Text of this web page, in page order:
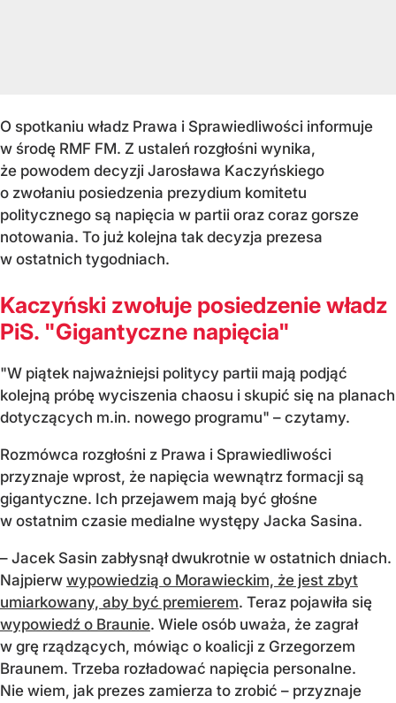
O spotkaniu władz Prawa i Sprawiedliwości informuje
w środę RMF FM. Z ustaleń rozgłośni wynika,
że powodem decyzji Jarosława Kaczyńskiego
o zwołaniu posiedzenia prezydium komitetu
politycznego są napięcia w partii oraz coraz gorsze
notowania. To już kolejna tak decyzja prezesa
w ostatnich tygodniach.
Kaczyński zwołuje posiedzenie władz
PiS. "Gigantyczne napięcia"
"W piątek najważniejsi politycy partii mają podjąć
kolejną próbę wyciszenia chaosu i skupić się na planach
dotyczących m.in. nowego programu" – czytamy.
Rozmówca rozgłośni z Prawa i Sprawiedliwości
przyznaje wprost, że napięcia wewnątrz formacji są
gigantyczne. Ich przejawem mają być głośne
w ostatnim czasie medialne występy Jacka Sasina.
– Jacek Sasin zabłysnął dwukrotnie w ostatnich dniach.
Najpierw wypowiedzią o Morawieckim, że jest zbyt
umiarkowany, aby być premierem. Teraz pojawiła się
wypowiedź o Braunie. Wiele osób uważa, że zagrał
w grę rządzących, mówiąc o koalicji z Grzegorzem
Braunem. Trzeba rozładować napięcia personalne.
Nie wiem, jak prezes zamierza to zrobić – przyznaje